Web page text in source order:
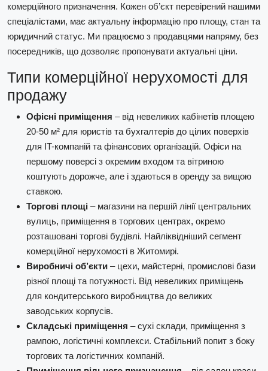
комерційного призначення. Кожен об’єкт перевірений нашими
спеціалістами, має актуальну інформацію про площу, стан та
юридичний статус. Ми працюємо з продавцями напряму, без
посередників, що дозволяє пропонувати актуальні ціни.
Типи комерційної нерухомості для
продажу
Офісні приміщення – від невеликих кабінетів площею
20-50 м² для юристів та бухгалтерів до цілих поверхів
для IT-компаній та фінансових організацій. Офіси на
першому поверсі з окремим входом та вітриною
коштують дорожче, але і здаються в оренду за вищою
ставкою.
Торгові площі – магазини на першій лінії центральних
вулиць, приміщення в торгових центрах, окремо
розташовані торгові будівлі. Найліквідніший сегмент
комерційної нерухомості в Житомирі.
Виробничі об’єкти – цехи, майстерні, промислові бази
різної площі та потужності. Від невеликих приміщень
для кондитерського виробництва до великих
заводських корпусів.
Складські приміщення – сухі склади, приміщення з
рампою, логістичні комплекси. Стабільний попит з боку
торгових та логістичних компаній.